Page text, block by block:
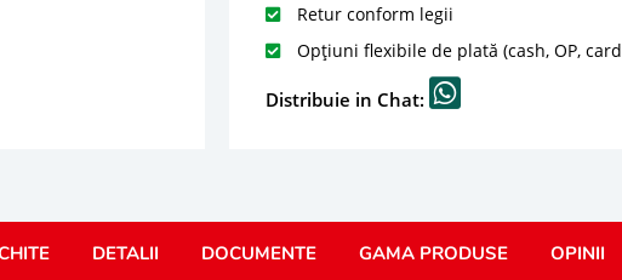
Retur conform legii
Opțiuni flexibile de plată (cash, OP,
Distribuie in Chat:
DETALII DOCUMENTE GAMA PRODUSE OPINII